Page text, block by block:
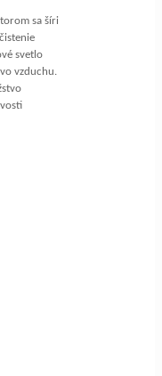
sa šíri
svetlo
vzduchu.